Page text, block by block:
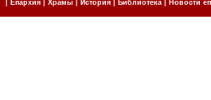
Епархия| Храмы История| Библиотека Новости